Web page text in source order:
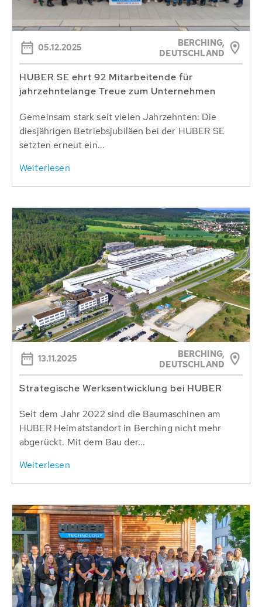
05.12.2025
BERCHING,
DEUTSCHLAND
HUBER SE ehrt 92 Mitarbeitende für
jahrzehntelange Treue zum Unternehmen
Gemeinsam stark seit vielen Jahrzehnten: Die
diesjährigen Betriebsjubiläen bei der HUBER SE
setzten erneut ein...
Weiterlesen
13.11.2025
BERCHING,
DEUTSCHLAND
Strategische Werksentwicklung bei HUBER
Seit dem Jahr 2022 sind die Baumaschinen am
HUBER Heimatstandort in Berching nicht mehr
abgerückt. Mit dem Bau der...
Weiterlesen